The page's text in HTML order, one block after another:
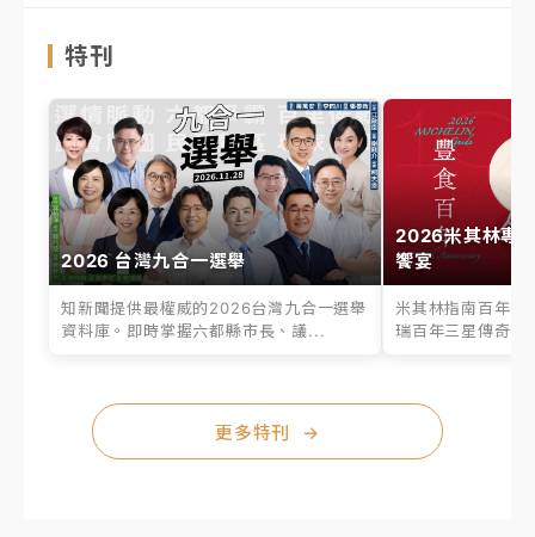
特刊
2026 台灣九合一選舉
知新聞提供最權威的2026台灣九合一選舉
資料庫。即時掌握六都縣市長、議...
2026米其林專
饗宴
米其林指南百年之
瑞百年三星傳奇、
更多特刊 →